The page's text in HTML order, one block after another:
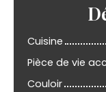
Cuisine
Pièce de vie
Couloir